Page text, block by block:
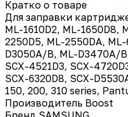
Кратко о товаре
Для заправки
ML-1610D2, ML-1650D8,
2250D5, ML-2550DA,
D3050A/B, ML-D3470A/
SCX-4521D3, SCX-
SCX-6320D8, SCX-
150, 200, 310 series,
Производитель Boost